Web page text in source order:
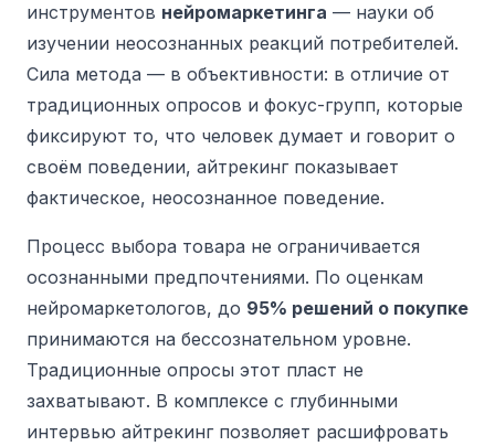
инструментов нейромаркетинга — науки об
изучении неосознанных реакций потребителей.
Сила метода — в объективности: в отличие от
традиционных опросов и фокус-групп, которые
фиксируют то, что человек думает и говорит о
своём поведении, айтрекинг показывает
фактическое, неосознанное поведение.
Процесс выбора товара не ограничивается
осознанными предпочтениями. По оценкам
нейромаркетологов, до 95% решений о покупке
принимаются на бессознательном уровне.
Традиционные опросы этот пласт не
захватывают. В комплексе с глубинными
интервью айтрекинг позволяет расшифровать